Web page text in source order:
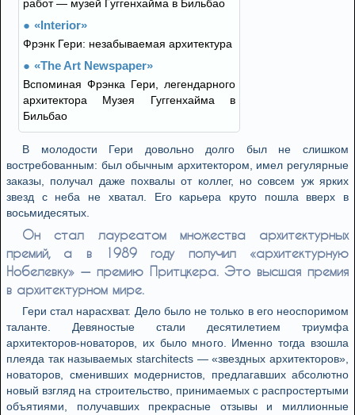
работ — музей Гуггенхайма в Бильбао
«Interior»
Фрэнк Гери: незабываемая архитектура
«The Art Newspaper»
Вспоминая Фрэнка Гери, легендарного
архитектора Музея Гуггенхайма в
Бильбао
В молодости Гери довольно долго был не слишком
востребованным: был обычным архитектором, имел регулярные
заказы, получал даже похвалы от коллег, но совсем уж ярких
звезд с неба не хватал. Его карьера круто пошла вверх в
восьмидесятых.
Он стал лауреатом множества архитектурных
премий, а в 1989 году получил «архитектурную
Нобелевку» — премию Притцкера. Это высшая премия
в архитектурном мире.
Гери стал нарасхват. Дело было не только в его неоспоримом
таланте. Девяностые стали десятилетием триумфа
архитекторов-новаторов, их было много. Именно тогда взошла
плеяда так называемых starchitects — «звездных архитекторов»,
новаторов, сменивших модернистов, предлагавших абсолютно
новый взгляд на строительство, принимаемых с распростертыми
объятиями, получавших прекрасные отзывы и миллионные